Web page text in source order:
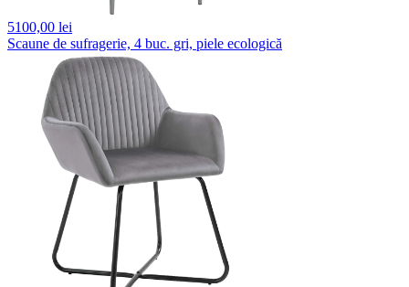
5100,00 lei
Scaune de sufragerie, 4 buc. gri, piele ecologică